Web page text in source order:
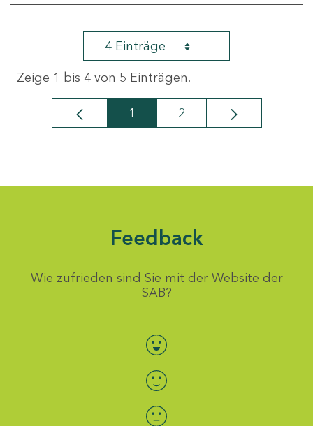
4 Einträge
Zeige 1 bis 4 von 5 Einträgen.
Seite
1 Seite
2
Feedback
Wie zufrieden sind Sie mit der Website der
SAB?
Bewertung auswählen